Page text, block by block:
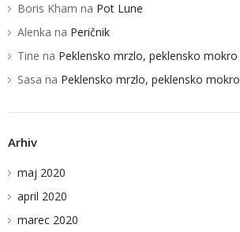
Boris Kham na Pot Lune
Alenka na Peričnik
Tine na Peklensko mrzlo, peklensko mokro
Sasa na Peklensko mrzlo, peklensko mokro
Arhiv
maj 2020
april 2020
marec 2020